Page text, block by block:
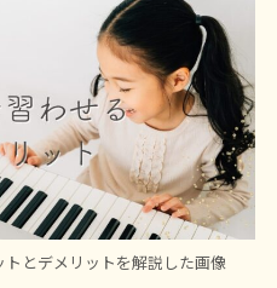
とデメリットを解説した画像